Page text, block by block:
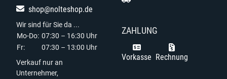
shop@nolteshop.de
Wir sind für Sie da ...
Mo-Do: 07:30 – 16:30 Uhr
Fr:
07:30 – 13:00 Uhr
Verkauf nur an
Unternehmer,
ZAHLUNG
Vorkasse Rechnung